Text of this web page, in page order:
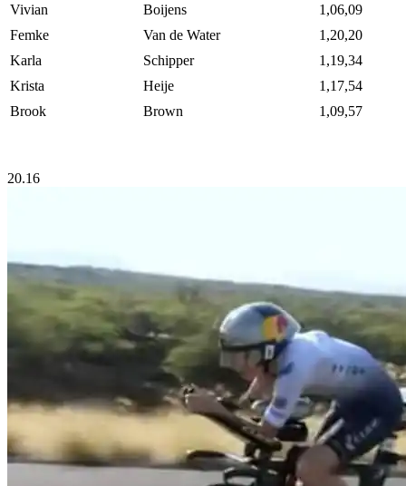
Vivian
Boijens
1,06,09
Femke
Van de Water
1,20,20
Karla
Schipper
1,19,34
Krista
Heije
1,17,54
Brook
Brown 1,09,57
20.16